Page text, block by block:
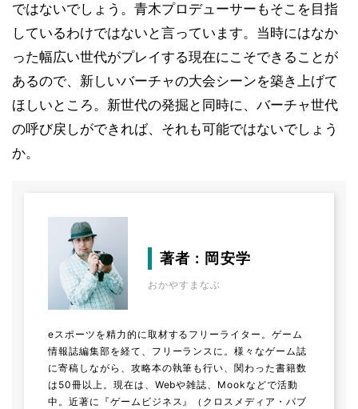
ではないでしょう。青木プロデューサーもそこを目指
しているわけではないと言っています。当時にはなか
った幅広い世代がプレイする現在にこそできることが
あるので、新しいバーチャの大会シーンを築き上げて
ほしいところ。新世代の発掘と同時に、バーチャ世代
の呼び戻しができれば、それも可能ではないでしょう
か。
著者 : 岡安学
おかやすまなぶ
eスポーツを精力的に取材するフリーライター。ゲーム
情報誌編集部を経て、フリーランスに。様々なゲーム誌
に寄稿しながら、攻略本の執筆も行い、関わった書籍数
は50冊以上。現在は、Webや雑誌、Mookなどで活動
中。近著に『ゲームビジネス』（クロスメディア・パブ